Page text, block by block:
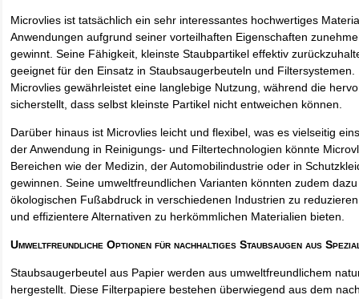
Microvlies ist tatsächlich ein sehr interessantes hochwertiges
Anwendungen aufgrund seiner vorteilhaften Eigenschaften
gewinnt. Seine Fähigkeit, kleinste Staubpartikel effektiv
geeignet für den Einsatz in Staubsaugerbeuteln und
Microvlies gewährleistet eine langlebige Nutzung, während die
sicherstellt, dass selbst kleinste Partikel nicht entweichen können.
Darüber hinaus ist Microvlies leicht und flexibel, was es vielseitig
der Anwendung in Reinigungs- und Filtertechnologien könnte
Bereichen wie der Medizin, der Automobilindustrie oder in
gewinnen. Seine umweltfreundlichen Varianten könnten zudem
ökologischen Fußabdruck in verschiedenen Industrien zu
und effizientere Alternativen zu herkömmlichen Materialien bieten.
Umweltfreundliche Optionen für nachhaltiges Staubsaugen aus
Staubsaugerbeutel aus Papier werden aus umweltfreundlichem
hergestellt. Diese Filterpapiere bestehen überwiegend aus dem